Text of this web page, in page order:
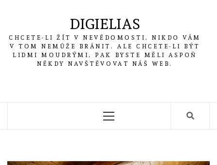
DIGIELIAS
CHCETE-LI ŽÍT V NEVĚDOMOSTI, NIKDO VÁM
V TOM NEMŮŽE BRÁNIT. ALE CHCETE-LI BÝT
LIDMI MOUDRÝMI, PAK BYSTE MĚLI ASPOŇ
NĚKDY NAVŠTĚVOVAT NÁŠ WEB.